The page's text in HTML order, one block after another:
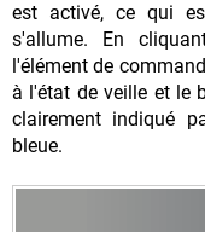
est activé, ce qui
s'allume. En
l'élément de
à l'état de veille et le
clairement indiqué
bleue.